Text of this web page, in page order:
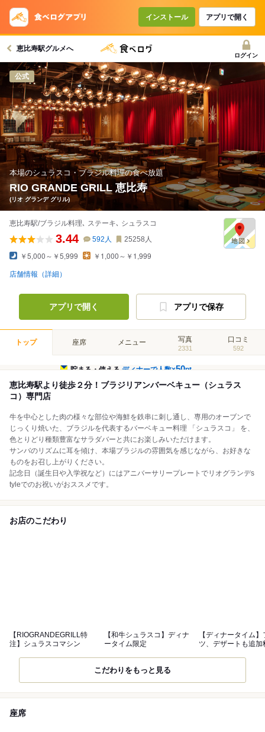
インストール アプリで開く
恵比寿駅グルメへ
ログイン
公式
本場のシュラスコ・ブラジル料理の食べ放題
RIO GRANDE GRILL 恵比寿
(リオ グランデ グリル)
恵比寿駅/ブラジル料理､ ステーキ､ シュラスコ
3.44 592 人 25258 人
￥5,000～￥5,999 ￥1,000～￥1,999
店舗情報（詳細）
アプリで開く アプリで保存
トップ 座席 メニュー 写真
2331
口コミ
592
貯まる・使えるディナーで人数×50pt
恵比寿駅より徒歩２分！ブラジリアンバーベキュー（シュラス
コ）専門店
牛を中心とした肉の様々な部位や海鮮を鉄串に刺し通し、専用のオーブンで
じっくり焼いた、ブラジルを代表するバーベキュー料理 「シュラスコ」 を、
色とりどり種類豊富なサラダバーと共にお楽しみいただけます。
サンバのリズムに耳を傾け、本場ブラジルの雰囲気を感じながら、お好きな
ものをお召し上がりください。
記念日（誕生日や入学祝など）にはアニバーサリープレートでリオグランデs
tyleでのお祝いがおススメです。
お店のこだわり
【RIOGRANDEGRILL特
注】シュラスコマシン
【和牛シュラスコ】ディナ
ータイム限定
【ディナータイム
ツ、デザートも追加
こだわりをもっと見る
座席
コースで使えるクーポン
戻る
クーポンを利用せず予約する